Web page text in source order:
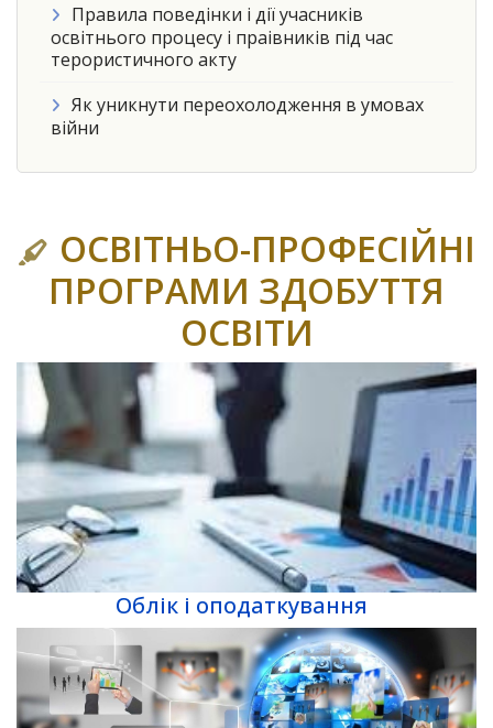
Правила поведінки і дії учасників
освітнього процесу і праівників під час
терористичного акту
Як уникнути переохолодження в умовах
війни
ОСВІТНЬО-ПРОФЕСІЙНІ
ПРОГРАМИ ЗДОБУТТЯ
ОСВІТИ
Облік і оподаткування